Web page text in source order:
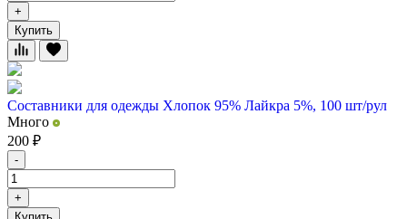
+
Купить
Составники для одежды Хлопок 95% Лайкра 5%, 100 шт/рул
Много
200 ₽
-
+